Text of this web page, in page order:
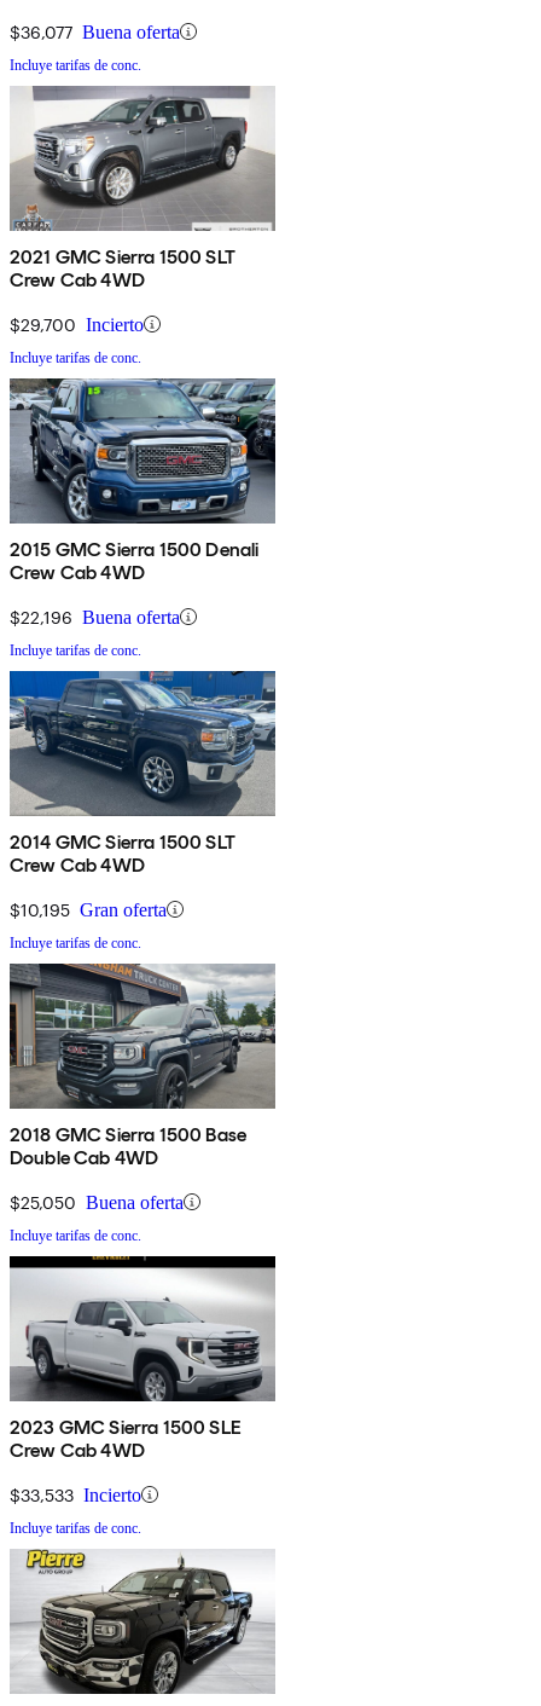
$36,077 Buena oferta
Incluye tarifas de conc.
2021 GMC Sierra 1500 SLT
Crew Cab 4WD
$29,700 Incierto
Incluye tarifas de conc.
2015 GMC Sierra 1500 Denali
Crew Cab 4WD
$22,196 Buena oferta
Incluye tarifas de conc.
2014 GMC Sierra 1500 SLT
Crew Cab 4WD
$10,195 Gran oferta
Incluye tarifas de conc.
2018 GMC Sierra 1500 Base
Double Cab 4WD
$25,050 Buena oferta
Incluye tarifas de conc.
2023 GMC Sierra 1500 SLE
Crew Cab 4WD
$33,533 Incierto
Incluye tarifas de conc.